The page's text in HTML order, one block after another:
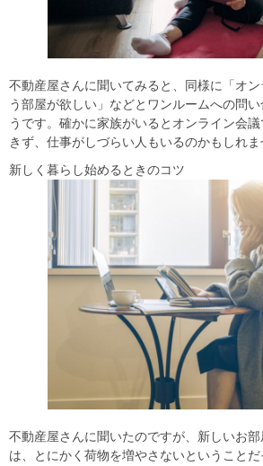
不動産屋さんに聞いてみると、同様に「オ
う部屋が欲しい」などとワンルームへの問
うです。確かに家族がいるとオンライン会
きず、仕事がしづらい人もいるのかもしれま
新しく暮らし始めるときのコツ
不動産屋さんに聞いたのですが、新しいお
は、とにかく荷物を増やさないということ